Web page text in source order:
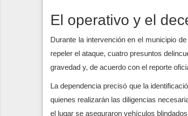
El operativo y el
Durante la intervención en el municipio
repeler el ataque, cuatro presuntos
gravedad y, de acuerdo con el reporte
La dependencia precisó que la
quienes realizarán las diligencias
el lugar se aseguraron vehículos